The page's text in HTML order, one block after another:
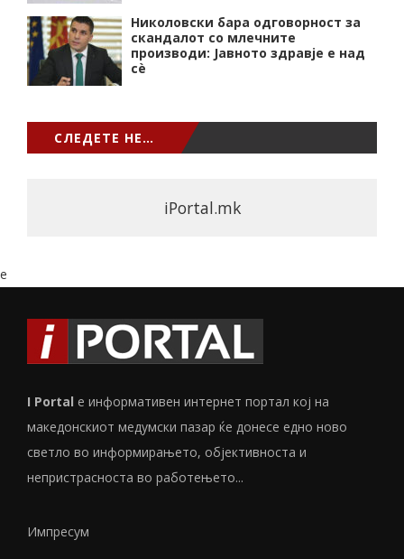
Николовски бара одговорност за
скандалот со млечните
производи: Јавното здравје е над
сѐ
СЛЕДЕТЕ НЕ…
iPortal.mk
e
I Portal е информативен интернет портал кој на
македонскиот медумски пазар ќе донесе едно ново
светло во информирањето, објективноста и
непристрасноста во работењето...
Импресум